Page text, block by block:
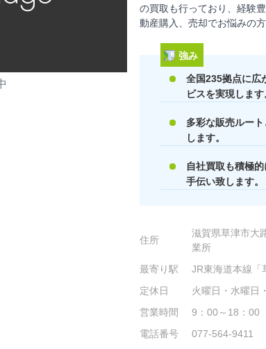
の買取も行っており、経験
動産購入、売却でお悩みの
強み
全国235拠点に広
ビスを実現します
多彩な販売ルー
します。
自社買取も積極
手伝い致します。
住所
滋賀県草津市大
業所
最寄り駅
JR東海道本線
定休日
火曜日・水曜日
営業時間
9：00～18：00
電話番号
077-564-9411